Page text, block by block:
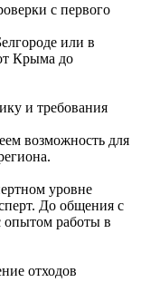
с первого
или в
Крыма до
и требования
возможность для
уровне
До общения с
опытом работы в
отходов